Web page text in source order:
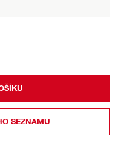
SEZNAMU